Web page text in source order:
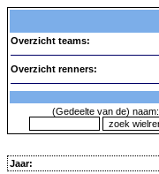
Overzicht teams:
Overzicht renners:
(Gedeelte van de) naam:
Jaar: